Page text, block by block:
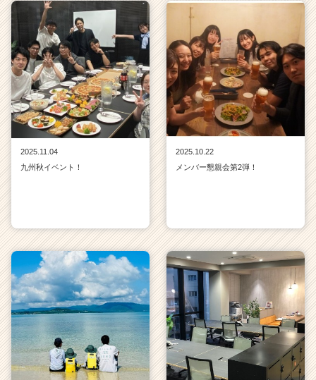
e
r）
2025.11.04
九州秋イベント！
2025.10.22
メンバー懇親会第2弾！